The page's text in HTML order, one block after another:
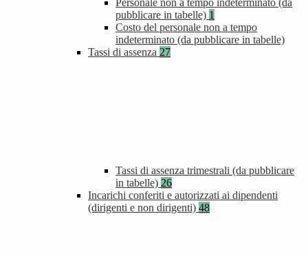
Personale non a tempo indeterminato (da
pubblicare in tabelle) 1
Costo del personale non a tempo
indeterminato (da pubblicare in tabelle)
Tassi di assenza 27
Tassi di assenza trimestrali (da pubblicare
in tabelle) 26
Incarichi conferiti e autorizzati ai dipendenti
(dirigenti e non dirigenti) 48